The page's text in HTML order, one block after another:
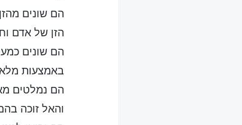
הם שונים
הזן של אדם
הם שונים
באמצעות
הם נמלטים
והאל זוכה